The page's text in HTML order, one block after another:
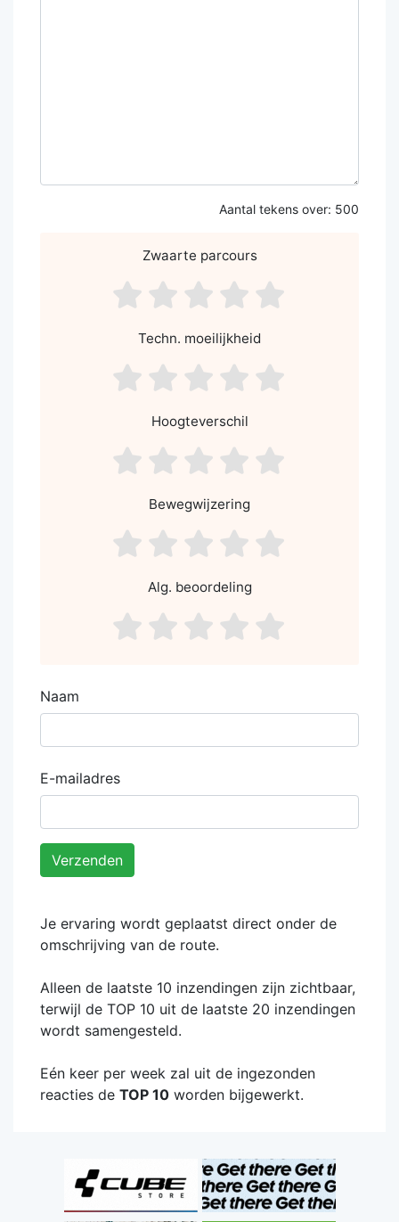
Aantal tekens over: 500
Zwaarte parcours
asdf4
asdf3
asdf2
asdf1
Techn. moeilijkheid
asdf4
asdf3
asdf2
asdf1
Hoogteverschil
asdf4
asdf3
asdf2
asdf1
Bewegwijzering
asdf4
asdf3
asdf2
asdf1
Alg. beoordeling
asdf4
asdf3
asdf2
asdf1
Naam
E-mailadres
Verzenden
Je ervaring wordt geplaatst direct onder de
omschrijving van de route.
Alleen de laatste 10 inzendingen zijn zichtbaar,
terwijl de TOP 10 uit de laatste 20 inzendingen
wordt samengesteld.
Eén keer per week zal uit de ingezonden
reacties de TOP 10 worden bijgewerkt.